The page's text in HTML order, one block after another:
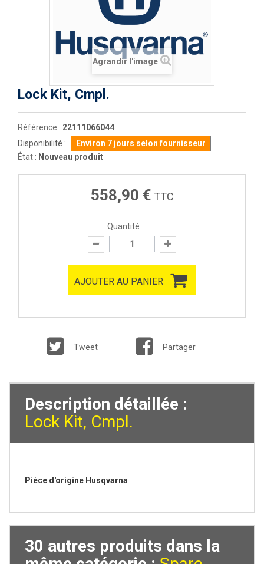
Agrandir l'image
Lock Kit, Cmpl.
Référence : 22111066044
Disponibilité :
Environ 7 jours selon fournisseur
État : Nouveau produit
558,90 € TTC
Quantité
AJOUTER AU PANIER
Tweet Partager
Description détaillée :
Lock Kit, Cmpl.
Pièce d'origine Husqvarna
30 autres produits dans la